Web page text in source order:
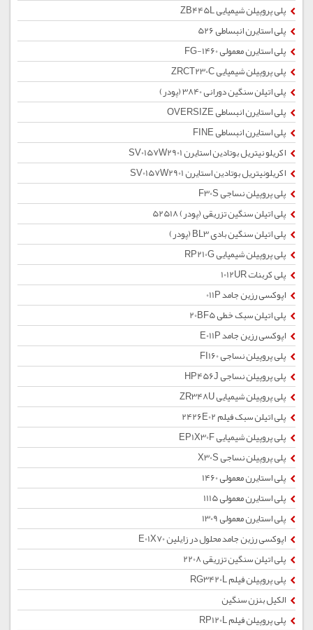
پلی پروپیلن شیمیایی ZB445L
پلی استایرن انبساطی 526
پلی استایرن معمولی 1460-FG
پلی پروپیلن شیمیایی ZRCT230C
پلی اتیلن سنگین دورانی 3840 (پودر)
پلی استایرن انبساطی OVERSIZE
پلی استایرن انبساطی FINE
اکریلو نیتریل بوتادین استایرن SV0157W2901
اکریلونیتریل بوتادین استایرن SV0157W2901
پلی پروپیلن نساجی F30S
پلی اتیلن سنگین تزریقی (پودر) 52518
پلی اتیلن سنگین بادی BL3 (پودر)
پلی پروپیلن شیمیایی RP210G
پلی کربنات 1012UR
اپوکسی رزین جامد 011P
پلی اتیلن سبک خطی 20BF5
اپوکسی رزین جامد E011P
پلی پروپیلن نساجی FI160
پلی پروپیلن نساجی HP456J
پلی پروپیلن شیمیایی ZR348U
پلی اتیلن سبک فیلم 2426E02
پلی پروپیلن شیمیایی EP1X30F
پلی پروپیلن نساجی X30S
پلی استایرن معمولی 1460
پلی استایرن معمولی 1115
پلی استایرن معمولی 1309
اپوکسی رزین جامد محلول در زایلین E01X70
پلی اتیلن سنگین تزریقی 2208
پلی پروپیلن فیلم RG3420L
الکیل بنزن سنگین
پلی پروپیلن فیلم RP120L